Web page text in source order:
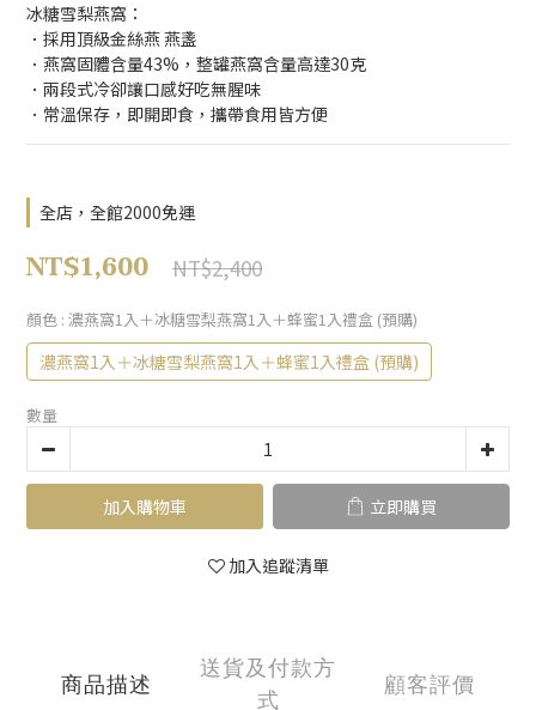
冰糖雪梨燕窩：
．採用頂級金絲燕 燕盞
．燕窩固體含量43%，整罐燕窩含量高達30克
．兩段式冷卻讓口感好吃無腥味
．常溫保存，即開即食，攜帶食用皆方便
全店，全館2000免運
NT$1,600 NT$2,400
顏色 : 濃燕窩1入＋冰糖雪梨燕窩1入＋蜂蜜1入禮盒 (預購)
濃燕窩1入＋冰糖雪梨燕窩1入＋蜂蜜1入禮盒 (預購)
數量
加入購物車 立即購買
加入追蹤清單
商品描述
送貨及付款方
式
顧客評價